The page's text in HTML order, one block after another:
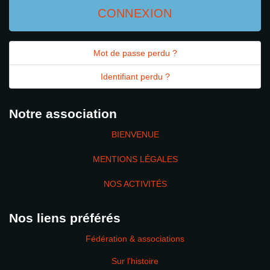
CONNEXION
Mot de passe perdu ?
Identifiant perdu ?
Notre association
BIENVENUE
MENTIONS LÉGALES
NOS ACTIVITÉS
Nos liens préférés
Fédération & associations
Sur l'histoire